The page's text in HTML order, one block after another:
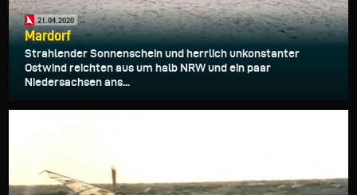
21.04.2020
Mardorf
Strahlender Sonnenschein und herrlich unkonstanter
Ostwind reichten aus um halb NRW und ein paar
Niedersachsen ans...